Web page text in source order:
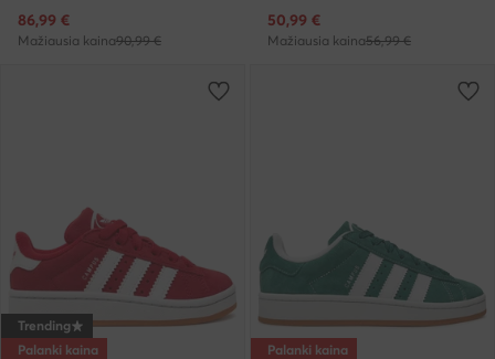
Dabartinė kaina
86,99 €
Mažiausia kaina90,99 €
Dabartinė kaina
50,99 €
Mažiausia kaina56,99 €
Trending
Palanki kaina
Palanki kaina